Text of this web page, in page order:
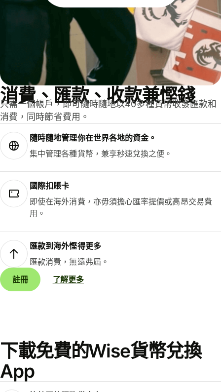
消費、匯款、收款兼慳錢
只需一個帳戶，即可隨時隨地以40多種貨幣收發匯款和
消費，同時節省費用。
隨時隨地管理你在世界各地的資金。
集中管理各種貨幣，兼享秒速兌換之便。
國際扣賬卡
即使在海外消費，亦毋須擔心匯率提價或高昂交易費
用。
匯款到海外慳得更多
匯款消費，無遠弗屆。
註冊
了解更多
下載免費的Wise貨幣兌換
App